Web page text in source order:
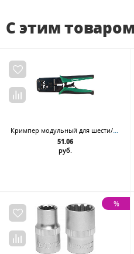
С этим
Кримпер модульный для шести/восьми жильных разъемов UNISON 67F1-08US
51.06
руб.
%